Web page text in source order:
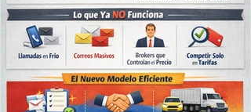
tomar mejores decisiones de envío de
rápida y transparente.